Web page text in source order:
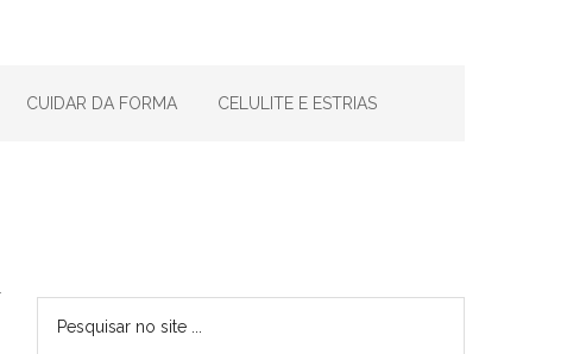
CUIDAR DA FORMA CELULITE E ESTRIAS